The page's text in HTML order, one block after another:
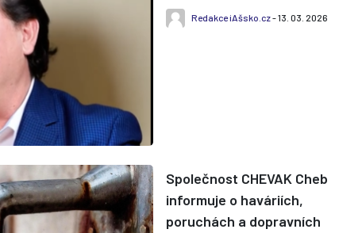
Redakce iAšsko.cz- 13. 03. 2026
Společnost CHEVAK Cheb
informuje o haváriích,
poruchách a dopravních